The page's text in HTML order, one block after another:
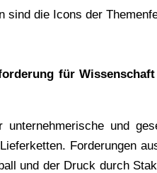
für
und
Forderungen
und der Druck durch